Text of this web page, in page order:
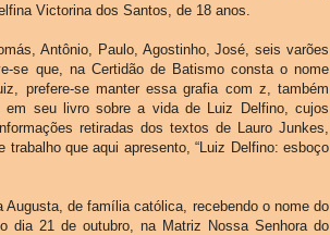
Victorina dos Santos, de 18 anos.
Antônio, Paulo, Agostinho, José, seis varões
se que, na Certidão de Batismo consta o nome
prefere-se manter essa grafia com z, também
em seu livro sobre a vida de Luiz Delfino, cujos
retiradas dos textos de Lauro Junkes,
trabalho que aqui apresento, “Luiz Delfino: esboço
de família católica, recebendo o nome do
dia 21 de outubro, na Matriz Nossa Senhora do